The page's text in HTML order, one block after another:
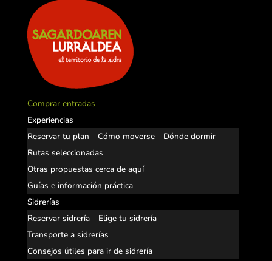
Comprar entradas
Experiencias
Reservar tu plan
Cómo moverse
Dónde dormir
Rutas seleccionadas
Otras propuestas cerca de aquí
Guías e información práctica
Sidrerías
Reservar sidrería
Elige tu sidrería
Transporte a sidrerías
Consejos útiles para ir de sidrería